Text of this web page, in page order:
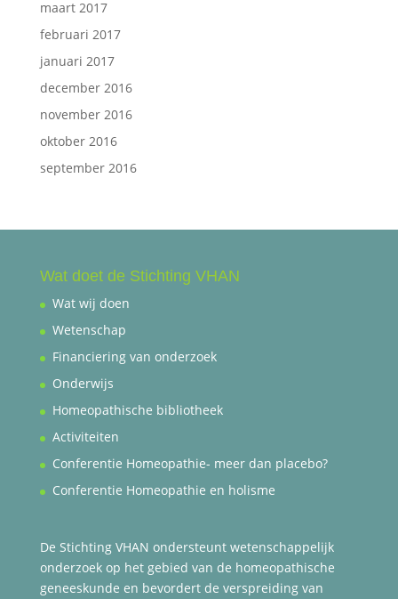
maart 2017
februari 2017
januari 2017
december 2016
november 2016
oktober 2016
september 2016
Wat doet de Stichting VHAN
Wat wij doen
Wetenschap
Financiering van onderzoek
Onderwijs
Homeopathische bibliotheek
Activiteiten
Conferentie Homeopathie- meer dan placebo?
Conferentie Homeopathie en holisme
De Stichting VHAN ondersteunt wetenschappelijk
onderzoek op het gebied van de homeopathische
geneeskunde en bevordert de verspreiding van